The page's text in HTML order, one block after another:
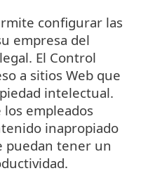
configurar las
empresa del
El Control
a sitios Web que
intelectual.
empleados
inapropiado
puedan tener un